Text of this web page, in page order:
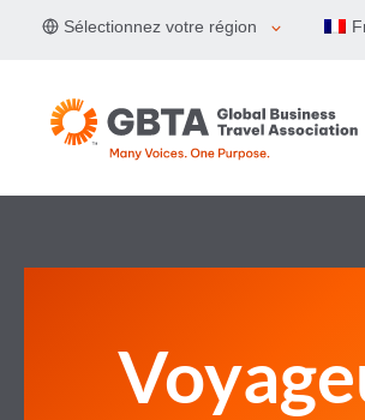
Sélectionnez votre région